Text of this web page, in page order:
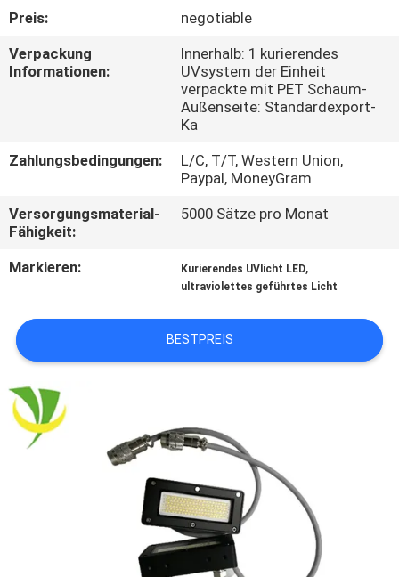
TRETEN
SIE
IN
NACHRICHTEN
SIE
EIN
ZITAT
SITEMAP
Preis:
negotiable
Verpackung
Informationen:
Innerhalb: 1 kurierendes
UVsystem der Einheit
verpackte mit PET Schaum-
Außenseite: Standardexport-
Ka
Zahlungsbedingungen:
L/C, T/T, Western Union,
Paypal, MoneyGram
Versorgungsmaterial-
Fähigkeit:
5000 Sätze pro Monat
Markieren: Kurierendes UVlicht LED,
ultraviolettes geführtes Licht
BESTPREIS